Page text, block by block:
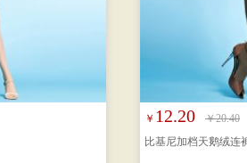
￥ 12.20
￥20.40
比基尼加档天鹅绒连